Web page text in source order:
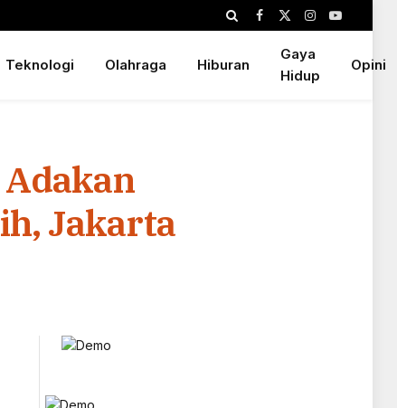
Facebook
X
InstagramYouTube
Teknologi Olahraga Hiburan
Gaya
Hidup
Opini
Jakarta